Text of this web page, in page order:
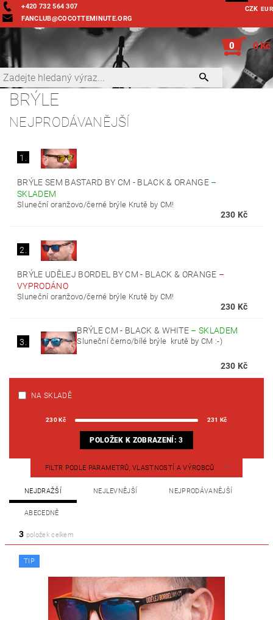
+420 732 564 307
FANCLUB@COCOTTEMINUTE.ORG
CZK EUR
0 0 Kč
BRÝLE
NEJPRODÁVANĚJŠÍ
1.
BRÝLE SEM BASTARD BY CM - BLACK & ORANGE –
SKLADEM
Sluneční oranžovo/černé brýle Krutě by CM!
230 Kč
2.
BRÝLE UDĚLEJ BORDEL BY CM - BLACK & ORANGE –
VYPRODÁNO
Sluneční oranžovo/černé brýle Krutě by CM!
230 Kč
3.
BRÝLE CM - BLACK & WHITE –SKLADEM
Sluneční černo/bílé brýle krutě by CM :-)
230 Kč
NA SKLADĚ
230Kč 231 Kč
POLOŽEK K ZOBRAZENÍ:3
FILTR PODLE PARAMETRŮ, VLASTNOSTÍ A VÝROBCŮ
NEJDRAŽŠÍ NEJLEVNĚJŠÍ NEJPRODÁVANĚJŠÍ
ABECEDNĚ
3 položek celkem
TIP